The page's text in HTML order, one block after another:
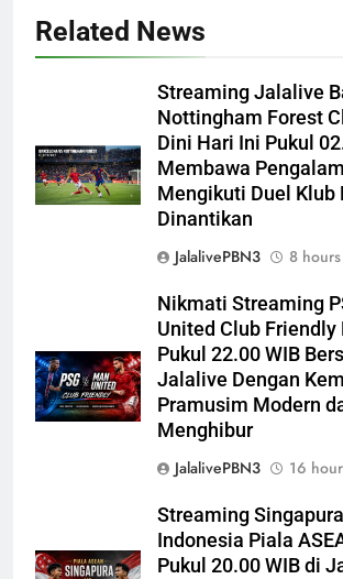
Related News
Streaming Jalalive
Nottingham Forest
Dini Hari Ini Pukul
Membawa
Mengikuti Duel Klub
Dinantikan
JalalivePBN3
8
Nikmati Streaming
United Club
Pukul 22.00 WIB
Jalalive Dengan
Pramusim Modern
Menghibur
JalalivePBN3
16
Streaming
Indonesia Piala
Pukul 20.00 WIB di